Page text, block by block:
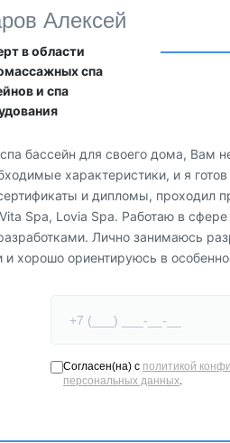
Алексей
в области
спа
и спа
бассейн для своего дома, Вам
характеристики, и я
и дипломы, проходил
Spa, Lovia Spa. Работаю в
Лично занимаюсь
хорошо ориентируюсь в
Согласен(на) с политикой
персональных данных.